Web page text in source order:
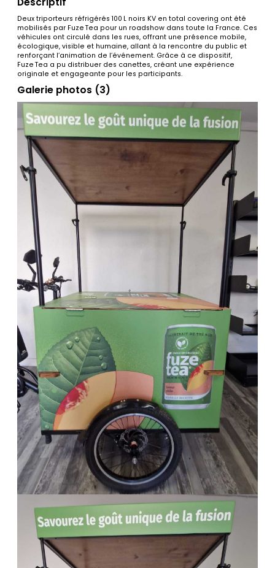
Deux triporteurs réfrigérés 100 L noirs KV en total covering ont été
mobilisés par Fuze Tea pour un roadshow dans toute la France. Ces
véhicules ont circulé dans les rues, offrant une présence mobile,
écologique, visible et humaine, allant à la rencontre du public et
renforçant l’animation de l’événement. Grâce à ce dispositif,
Fuze Tea a pu distribuer des canettes, créant une expérience
originale et engageante pour les participants.
Galerie photos (3)